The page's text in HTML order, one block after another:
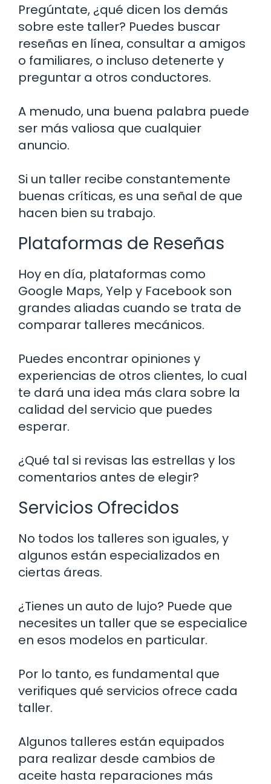
Pregúntate, ¿qué dicen los demás
sobre este taller? Puedes buscar
reseñas en línea, consultar a amigos
o familiares, o incluso detenerte y
preguntar a otros conductores.
A menudo, una buena palabra puede
ser más valiosa que cualquier
anuncio.
Si un taller recibe constantemente
buenas críticas, es una señal de que
hacen bien su trabajo.
Plataformas de Reseñas
Hoy en día, plataformas como
Google Maps, Yelp y Facebook son
grandes aliadas cuando se trata de
comparar talleres mecánicos.
Puedes encontrar opiniones y
experiencias de otros clientes, lo cual
te dará una idea más clara sobre la
calidad del servicio que puedes
esperar.
¿Qué tal si revisas las estrellas y los
comentarios antes de elegir?
Servicios Ofrecidos
No todos los talleres son iguales, y
algunos están especializados en
ciertas áreas.
¿Tienes un auto de lujo? Puede que
necesites un taller que se especialice
en esos modelos en particular.
Por lo tanto, es fundamental que
verifiques qué servicios ofrece cada
taller.
Algunos talleres están equipados
para realizar desde cambios de
aceite hasta reparaciones más